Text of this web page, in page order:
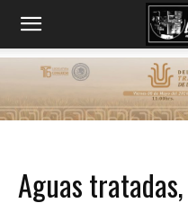
Aguas